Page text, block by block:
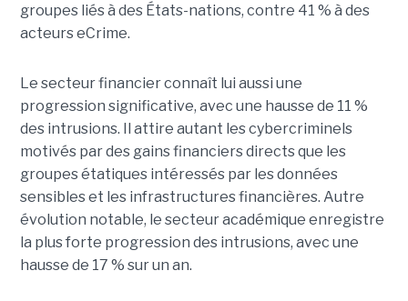
groupes liés à des États-nations, contre 41 % à des
acteurs eCrime.
Le secteur financier connaît lui aussi une
progression significative, avec une hausse de 11 %
des intrusions. Il attire autant les cybercriminels
motivés par des gains financiers directs que les
groupes étatiques intéressés par les données
sensibles et les infrastructures financières. Autre
évolution notable, le secteur académique enregistre
la plus forte progression des intrusions, avec une
hausse de 17 % sur un an.